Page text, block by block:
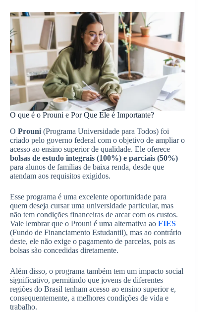
O que é o Prouni e Por Que Ele é Importante?
O Prouni (Programa Universidade para Todos) foi
criado pelo governo federal com o objetivo de ampliar o
acesso ao ensino superior de qualidade. Ele oferece
bolsas de estudo integrais (100%) e parciais (50%)
para alunos de famílias de baixa renda, desde que
atendam aos requisitos exigidos.
Esse programa é uma excelente oportunidade para
quem deseja cursar uma universidade particular, mas
não tem condições financeiras de arcar com os custos.
Vale lembrar que o Prouni é uma alternativa ao FIES
(Fundo de Financiamento Estudantil), mas ao contrário
deste, ele não exige o pagamento de parcelas, pois as
bolsas são concedidas diretamente.
Além disso, o programa também tem um impacto social
significativo, permitindo que jovens de diferentes
regiões do Brasil tenham acesso ao ensino superior e,
consequentemente, a melhores condições de vida e
trabalho.